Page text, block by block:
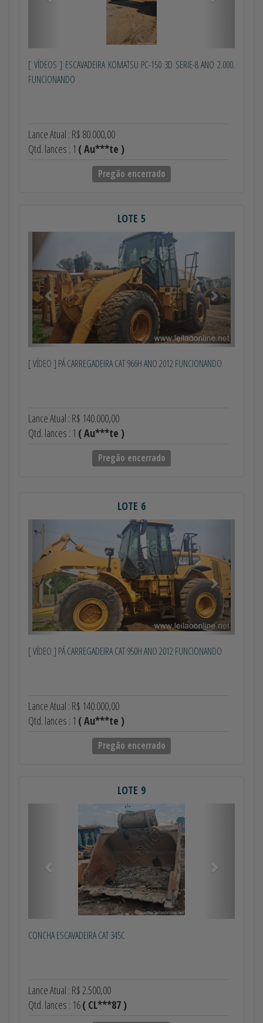
[ VÍDEOS ] ESCAVADEIRA KOMATSU PC-150 3D SERIE-8 ANO 2.000.
FUNCIONANDO
Lance Atual : R$ 80.000,00
Qtd. lances : 1 ( Au***te )
Pregão encerrado
LOTE 5
Anterior
[ VÍDEO ] PÁ CARREGADEIRA CAT 966H ANO 2012 FUNCIONANDO
Lance Atual : R$ 140.000,00
Qtd. lances : 1 ( Au***te )
Pregão encerrado
LOTE 6
Anterior
[ VÍDEO ] PÁ CARREGADEIRA CAT 950H ANO 2012 FUNCIONANDO
Lance Atual : R$ 140.000,00
Qtd. lances : 1 ( Au***te )
Pregão encerrado
LOTE 9
CONCHA ESCAVADEIRA CAT 345C
Lance Atual : R$ 2.500,00
Qtd. lances : 16( CL***87 )